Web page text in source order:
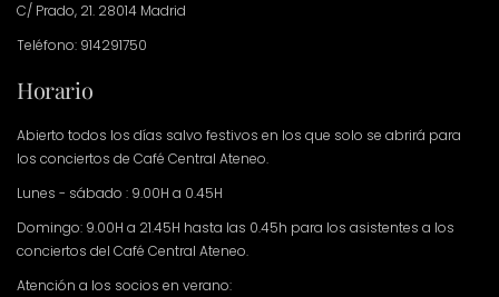
C/ Prado, 21. 28014 Madrid
Teléfono: 914291750
Horario
Abierto todos los días salvo festivos en los que solo se abrirá para
los conciertos de Café Central Ateneo.
Lunes - sábado : 9.00H a 0.45H
Domingo: 9.00H a 21.45H hasta las 0.45h para los asistentes a los
conciertos del Café Central Ateneo.
Atención a los socios en verano: